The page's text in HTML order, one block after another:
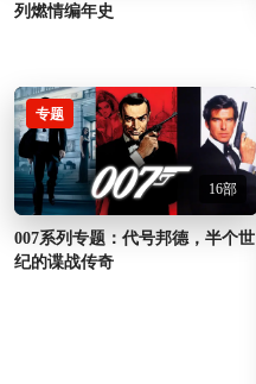
列燃情编年史
专题
16部
007系列专题：代号邦德，半个世
纪的谍战传奇